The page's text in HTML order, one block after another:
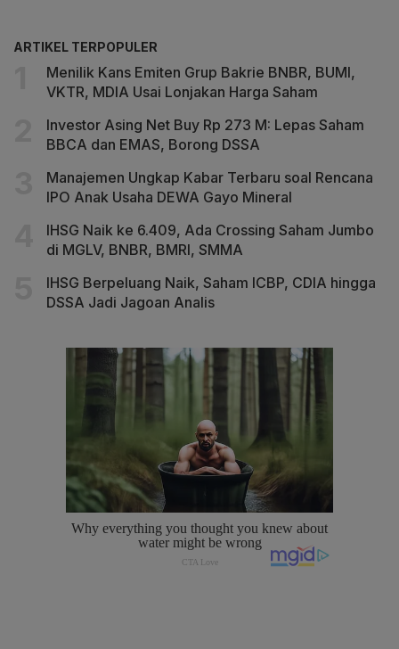
ARTIKEL TERPOPULER
Menilik Kans Emiten Grup Bakrie BNBR, BUMI,
VKTR, MDIA Usai Lonjakan Harga Saham
Investor Asing Net Buy Rp 273 M: Lepas Saham
BBCA dan EMAS, Borong DSSA
Manajemen Ungkap Kabar Terbaru soal Rencana
IPO Anak Usaha DEWA Gayo Mineral
IHSG Naik ke 6.409, Ada Crossing Saham Jumbo
di MGLV, BNBR, BMRI, SMMA
IHSG Berpeluang Naik, Saham ICBP, CDIA hingga
DSSA Jadi Jagoan Analis